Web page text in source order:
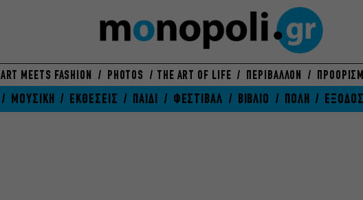
ART MEETS FASHION PHOTOS THE ART OF LIFE ΠΕΡΙΒΑΛΛΟΝ
ΜΟΥΣΙΚΗ ΕΚΘΕΣΕΙΣ ΠΑΙΔΙ ΦΕΣΤΙΒΑΛ ΒΙΒΛΙΟ ΠΟΛΗ ΕΞΟΔΟΣ